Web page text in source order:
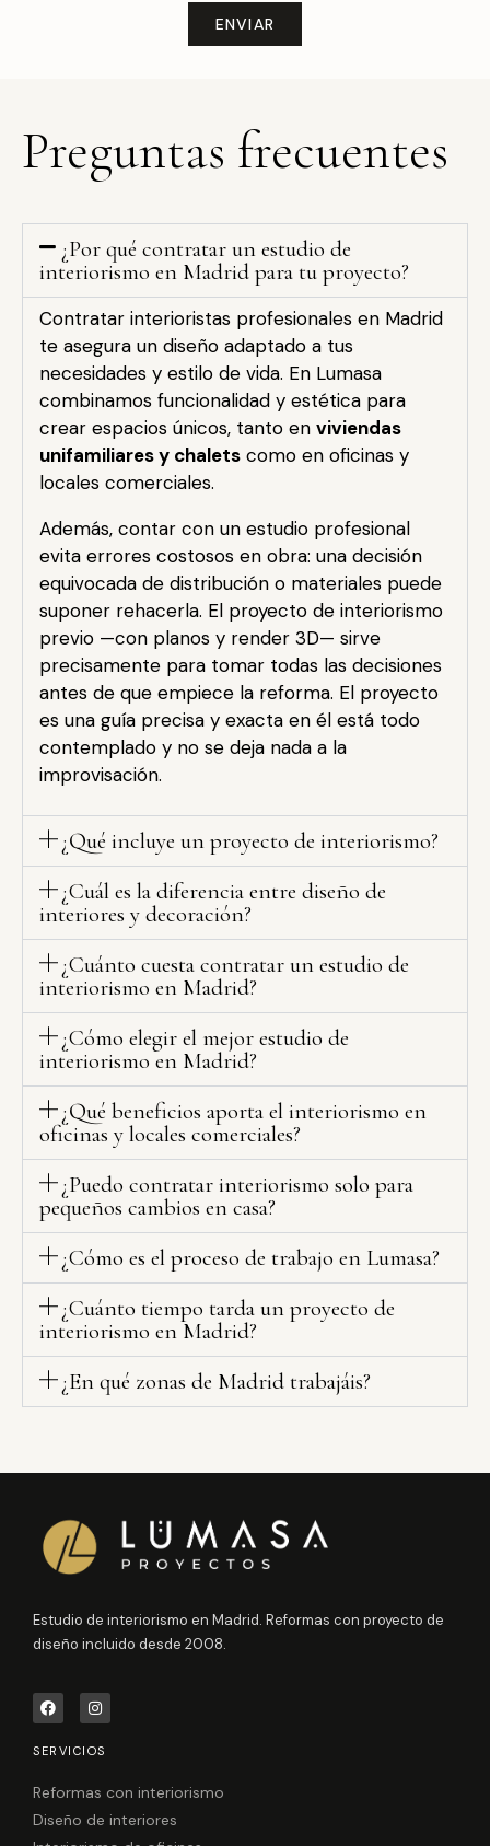
ENVIAR
Preguntas frecuentes
¿Por qué contratar un estudio de
interiorismo en Madrid para tu proyecto?
Contratar interioristas profesionales en Madrid
te asegura un diseño adaptado a tus
necesidades y estilo de vida. En Lumasa
combinamos funcionalidad y estética para
crear espacios únicos, tanto en viviendas
unifamiliares y chalets como en oficinas y
locales comerciales.
Además, contar con un estudio profesional
evita errores costosos en obra: una decisión
equivocada de distribución o materiales puede
suponer rehacerla. El proyecto de interiorismo
previo —con planos y render 3D— sirve
precisamente para tomar todas las decisiones
antes de que empiece la reforma. El proyecto
es una guía precisa y exacta en él está todo
contemplado y no se deja nada a la
improvisación.
¿Qué incluye un proyecto de interiorismo?
¿Cuál es la diferencia entre diseño de
interiores y decoración?
¿Cuánto cuesta contratar un estudio de
interiorismo en Madrid?
¿Cómo elegir el mejor estudio de
interiorismo en Madrid?
¿Qué beneficios aporta el interiorismo en
oficinas y locales comerciales?
¿Puedo contratar interiorismo solo para
pequeños cambios en casa?
¿Cómo es el proceso de trabajo en Lumasa?
¿Cuánto tiempo tarda un proyecto de
interiorismo en Madrid?
¿En qué zonas de Madrid trabajáis?
Estudio de interiorismo en Madrid. Reformas con proyecto de
diseño incluido desde 2008.
F
a
c
e
b
o
I
n
s
t
a
r
m
SERVICIOS
Reformas con interiorismo
Diseño de interiores